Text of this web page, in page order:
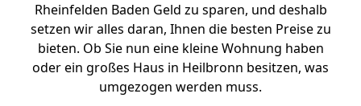
Rheinfelden Baden Geld zu sparen, und deshalb
setzen wir alles daran, Ihnen die besten Preise zu
bieten. Ob Sie nun eine kleine Wohnung haben
oder ein großes Haus in Heilbronn besitzen, was
umgezogen werden muss.